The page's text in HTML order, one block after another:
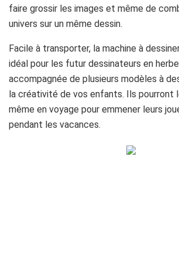
faire grossir les images et même de
univers sur un même dessin.
Facile à transporter, la machine à
idéal pour les futur dessinateurs en
accompagnée de plusieurs modèles à
la créativité de vos enfants. Ils pourront
même en voyage pour emmener leurs
pendant les vacances.